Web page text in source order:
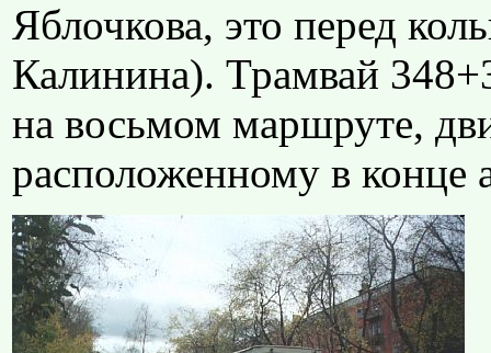
Яблочкова, это перед
Калинина). Трамвай
на восьмом маршруте,
расположенному в конце